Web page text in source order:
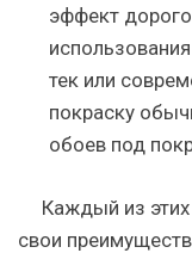
эффект
тек или
покраску
обоев под
Каждый из
свои